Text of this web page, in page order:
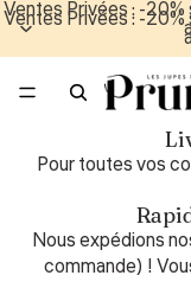
Ventes Privées : -
Ventes Privées : -
Pour toutes vos
Nous expédions
commande) !